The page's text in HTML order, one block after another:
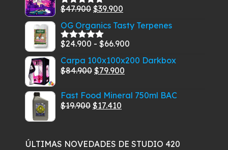
era:
$209.900.$199.000.
Valorado
5
$47.900 El
precio
original
era:
$47.900.
$39.900
precio
es:
$39.900.
OG Organics Tasty Terpenes
Valorado
5
$24.900 - $66.900
de
$24.900
Carpa 100x100x200 Darkbox
$84.900 El
original
era:
$79.900
actual
Fast Food Mineral 750ml BAC
$19.900 El
era:
$17.410
es:
ÚLTIMAS NOVEDADES DE STUDIO 420